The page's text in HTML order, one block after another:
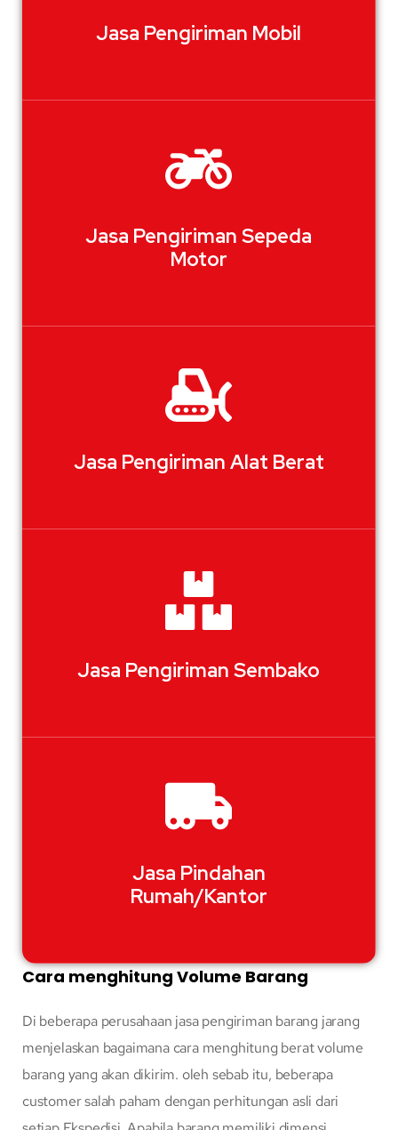
Jasa Pengiriman Mobil
Jasa Pengiriman Sepeda
Motor
Jasa Pengiriman Alat Berat
Jasa Pengiriman Sembako
Jasa Pindahan
Rumah/Kantor
Cara menghitung Volume Barang
Di beberapa perusahaan jasa pengiriman barang jarang
menjelaskan bagaimana cara menghitung berat volume
barang yang akan dikirim. oleh sebab itu, beberapa
customer salah paham dengan perhitungan asli dari